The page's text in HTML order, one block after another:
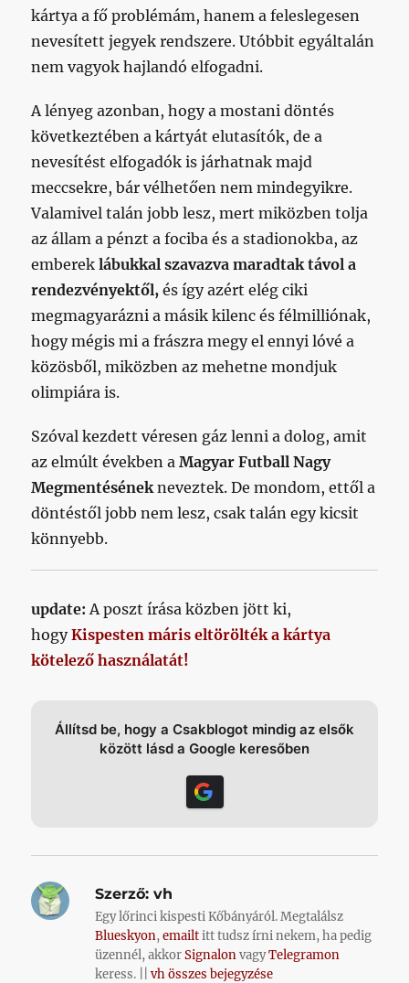
kártya a fő problémám, hanem a feleslegesen
nevesített jegyek rendszere. Utóbbit egyáltalán
nem vagyok hajlandó elfogadni.
A lényeg azonban, hogy a mostani döntés
következtében a kártyát elutasítók, de a
nevesítést elfogadók is járhatnak majd
meccsekre, bár vélhetően nem mindegyikre.
Valamivel talán jobb lesz, mert miközben tolja
az állam a pénzt a fociba és a stadionokba, az
embereklábukkal szavazva maradtak távol a
rendezvényektől,és így azért elég ciki
megmagyarázni a másik kilenc és félmilliónak,
hogy mégis mi a frászra megy el ennyi lóvé a
közösből, miközben az mehetne mondjuk
olimpiára is.
Szóval kezdett véresen gáz lenni a dolog, amit
az elmúlt években aMagyar Futball Nagy
Megmentésének neveztek. De mondom, ettől a
döntéstől jobb nem lesz, csak talán egy kicsit
könnyebb.
update: A poszt írása közben jött ki,
hogy Kispesten máris eltörölték a kártya
kötelező használatát!
Állítsd be, hogy a Csakblogot mindig az elsők
között lásd a Google keresőben
Szerző: vh
Egy lőrinci kispesti Kőbányáról. Megtalálsz
Blueskyon,emailtitt tudsz írni nekem, ha pedig
üzennél, akkorSignalonvagyTelegramon
keress. ||vh összes bejegyzése